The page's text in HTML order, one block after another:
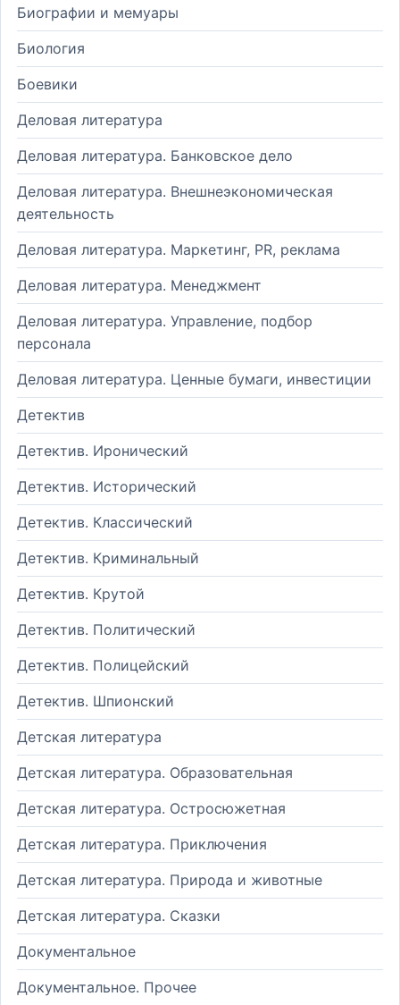
Биографии и мемуары
Биология
Боевики
Деловая литература
Деловая литература. Банковское дело
Деловая литература. Внешнеэкономическая
деятельность
Деловая литература. Маркетинг, PR, реклама
Деловая литература. Менеджмент
Деловая литература. Управление, подбор
персонала
Деловая литература. Ценные бумаги, инвестиции
Детектив
Детектив. Иронический
Детектив. Исторический
Детектив. Классический
Детектив. Криминальный
Детектив. Крутой
Детектив. Политический
Детектив. Полицейский
Детектив. Шпионский
Детская литература
Детская литература. Образовательная
Детская литература. Остросюжетная
Детская литература. Приключения
Детская литература. Природа и животные
Детская литература. Сказки
Документальное
Документальное. Прочее